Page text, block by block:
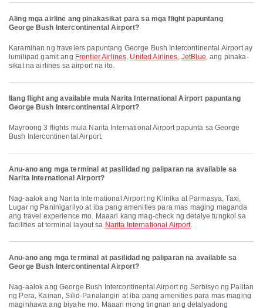
Aling mga airline ang pinakasikat para sa mga flight papuntang
George Bush Intercontinental Airport?
Karamihan ng travelers papuntang George Bush Intercontinental Airport ay
lumilipad gamit ang Frontier Airlines, United Airlines, JetBlue, ang pinaka-
sikat na airlines sa airport na ito.
Ilang flight ang available mula Narita International Airport papuntang
George Bush Intercontinental Airport?
Mayroong 3 flights mula Narita International Airport papunta sa George
Bush Intercontinental Airport.
Anu-ano ang mga terminal at pasilidad ng paliparan na available sa
Narita International Airport?
Nag-aalok ang Narita International Airport ng Klinika at Parmasya, Taxi,
Lugar ng Paninigarilyo at iba pang amenities para mas maging maganda
ang travel experience mo. Maaari kang mag-check ng detalye tungkol sa
facilities at terminal layout sa Narita International Airport.
Anu-ano ang mga terminal at pasilidad ng paliparan na available sa
George Bush Intercontinental Airport?
Nag-aalok ang George Bush Intercontinental Airport ng Serbisyo ng Palitan
ng Pera, Kainan, Silid-Panalangin at iba pang amenities para mas maging
maginhawa ang biyahe mo. Maaari mong tingnan ang detalyadong